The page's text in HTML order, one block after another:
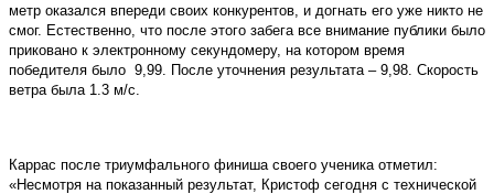
метр оказался впереди своих конкурентов, и догнать его уже никто не
смог. Естественно, что после этого забега все внимание публики было
приковано к электронному секундомеру, на котором время
победителя было 9,99. После уточнения результата – 9,98. Скорость
ветра была 1.3 м/с.
Каррас после триумфального финиша своего ученика отметил:
«Несмотря на показанный результат, Кристоф сегодня с технической